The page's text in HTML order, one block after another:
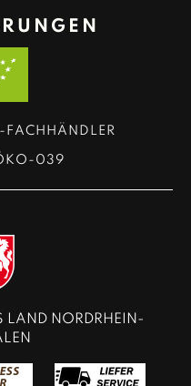
FACHHÄNDLER
039
LAND NORDRHEIN-